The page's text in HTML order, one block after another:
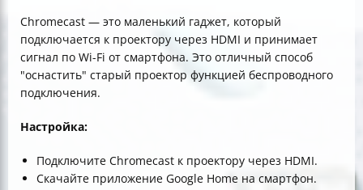
Chromecast — это маленький гаджет, который
подключается к проектору через HDMI и принимает
сигнал по Wi-Fi от смартфона. Это отличный способ
"оснастить" старый проектор функцией беспроводного
подключения.
Настройка:
Подключите Chromecast к проектору через HDMI.
Скачайте приложение Google Home на смартфон.